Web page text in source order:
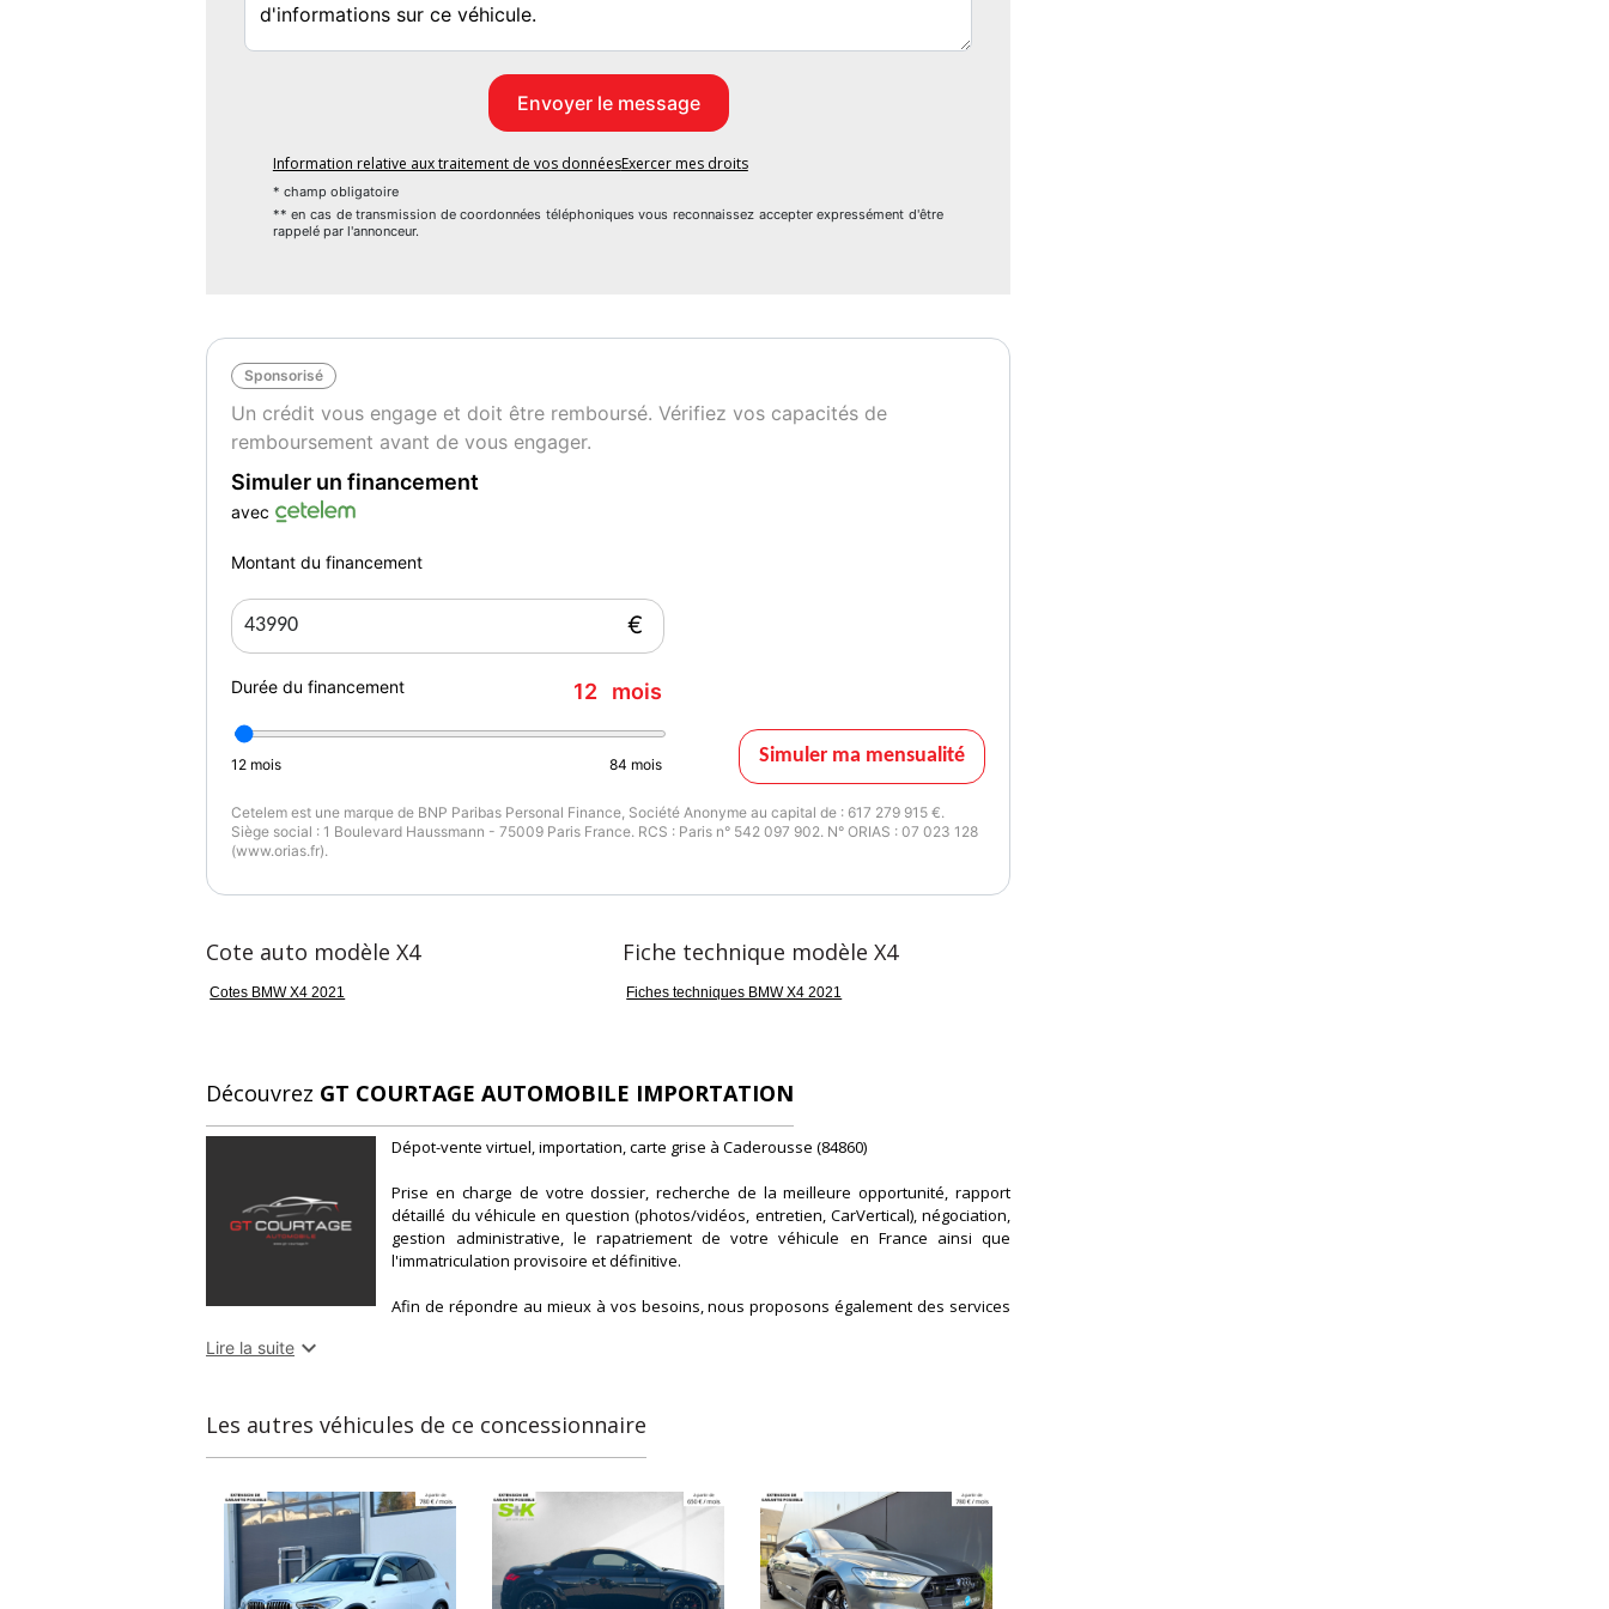
Information relative aux traitement de vos donnéesExercer mes droits
* champ obligatoire
** en cas de transmission de coordonnées téléphoniques vous reconnaissez accepter expressément d'être
rappelé par l'annonceur.
Sponsorisé
Un crédit vous engage et doit être remboursé. Vérifiez vos capacités de
remboursement avant de vous engager.
Simuler un financement
avec
Montant du financement
€
Durée du financement 12 mois
12 mois 84 mois Simuler ma mensualité
Cetelem est une marque de BNP Paribas Personal Finance, Société Anonyme au capital de : 617 279 915 €.
Siège social : 1 Boulevard Haussmann - 75009 Paris France. RCS : Paris n° 542 097 902. N° ORIAS : 07 023 128
(www.orias.fr).
Cote auto modèle X4
Cotes BMW X4 2021
Fiche technique modèle X4
Fiches techniques BMW X4 2021
Découvrez GT COURTAGE AUTOMOBILE IMPORTATION
Dépot-vente virtuel, importation, carte grise à Caderousse (84860)
Prise en charge de votre dossier, recherche de la meilleure opportunité, rapport
détaillé du véhicule en question (photos/vidéos, entretien, CarVertical), négociation,
gestion administrative, le rapatriement de votre véhicule en France ainsi que
l'immatriculation provisoire et définitive.
Afin de répondre au mieux à vos besoins, nous proposons également des services
millie
Lire la suite 
Les autres véhicules de ce concessionnaire